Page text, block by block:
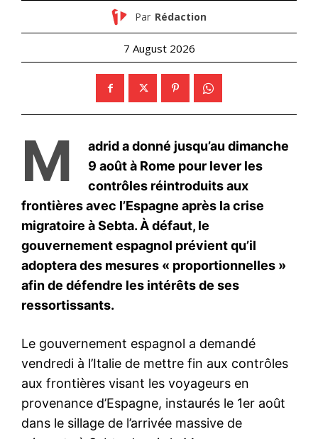
le1.ma
l'intelligence de
l'information
S'ABONNER MAINTENANT
Insight Publications
À propos
Nous contacter
Formules d’abonnement